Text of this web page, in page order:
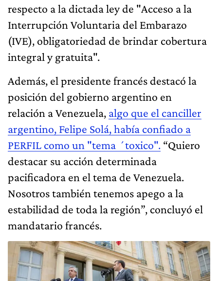
respecto a la dictada ley de "Acceso a la
Interrupción Voluntaria del Embarazo
(IVE), obligatoriedad de brindar cobertura
integral y gratuita".
Además, el presidente francés destacó la
posición del gobierno argentino en
relación a Venezuela, algo que el canciller
argentino, Felipe Solá, había confiado a
PERFIL como un "tema ´toxico". “Quiero
destacar su acción determinada
pacificadora en el tema de Venezuela.
Nosotros también tenemos apego a la
estabilidad de toda la región”, concluyó el
mandatario francés.